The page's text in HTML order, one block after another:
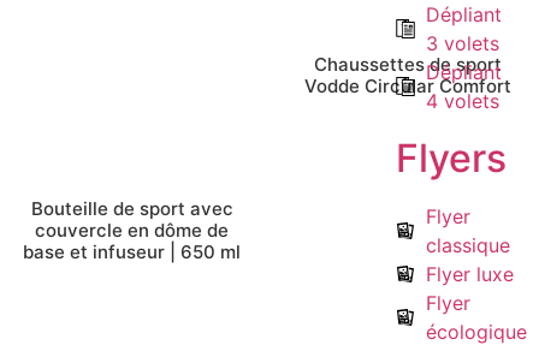
Dépliant
3 volets
Dépliant
4 volets
Flyers
Flyer
classique
Flyer luxe
Flyer
écologique
Bouteille de sport avec
couvercle en dôme de
base et infuseur | 650 ml
Chaussettes de sport
Vodde Circular Comfort